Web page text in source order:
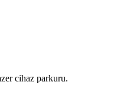
cihaz parkuru.